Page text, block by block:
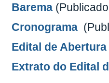
Barema
Cronograma
Edital de Abertura
Extrato do Edital